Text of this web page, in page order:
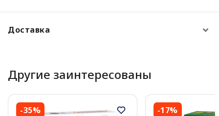
Доставка
Другие заинтересованы
-35% -17%